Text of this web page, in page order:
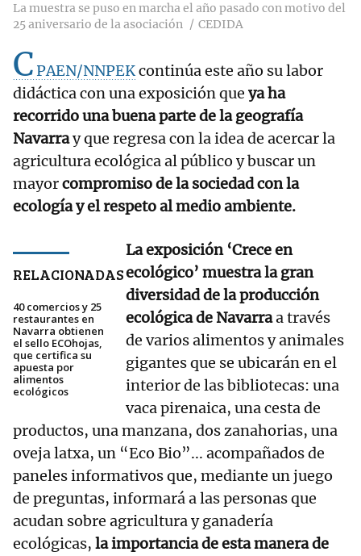
La muestra se puso en marcha el año pasado con motivo del
25 aniversario de la asociación
CEDIDA
CPAEN/NNPEKcontinúa este año su labor
didáctica con una exposición que ya ha
recorrido una buena parte de la geografía
Navarray que regresa con la idea de acercar la
agricultura ecológica al público y buscar un
mayorcompromiso de la sociedad con la
ecología y el respeto al medio ambiente.
RELACIONADAS
40 comercios y 25
restaurantes en
Navarra obtienen
el sello ECOhojas,
que certifica su
apuesta por
alimentos
ecológicos
La exposición ‘Crece en
ecológico’ muestra la gran
diversidad de la producción
ecológica de Navarraa través
de varios alimentos y animales
gigantes que se ubicarán en el
interior de las bibliotecas: una
vaca pirenaica, una cesta de
productos, una manzana, dos zanahorias, una
oveja latxa, un “Eco Bio”... acompañados de
paneles informativos que, mediante un juego
de preguntas, informará a las personas que
acudan sobre agricultura y ganadería
ecológicas, la importancia de esta manera de